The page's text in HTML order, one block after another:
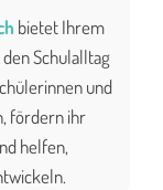
bietet Ihrem
Schulalltag
und
fördern ihr
helfen,